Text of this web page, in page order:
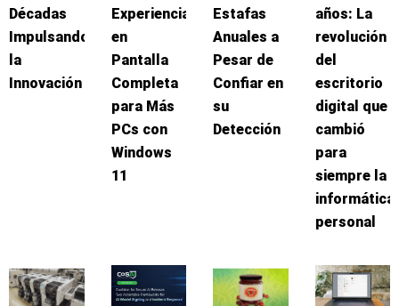
Décadas
Impulsando
la
Innovación
Experiencia
en
Pantalla
Completa
para Más
PCs con
Windows
11
Estafas
Anuales a
Pesar de
Confiar en
su
Detección
años: La
revolución
del
escritorio
digital que
cambió
para
siempre la
informática
personal